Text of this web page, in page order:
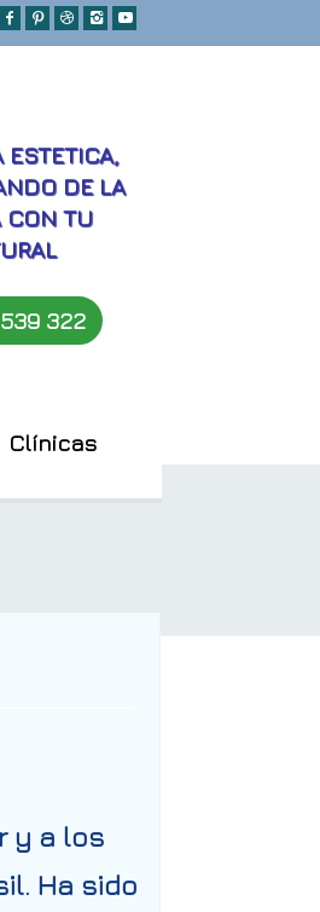
ESTETICA,
DE LA
CON TU
322
Clínicas
y a los
Ha sido